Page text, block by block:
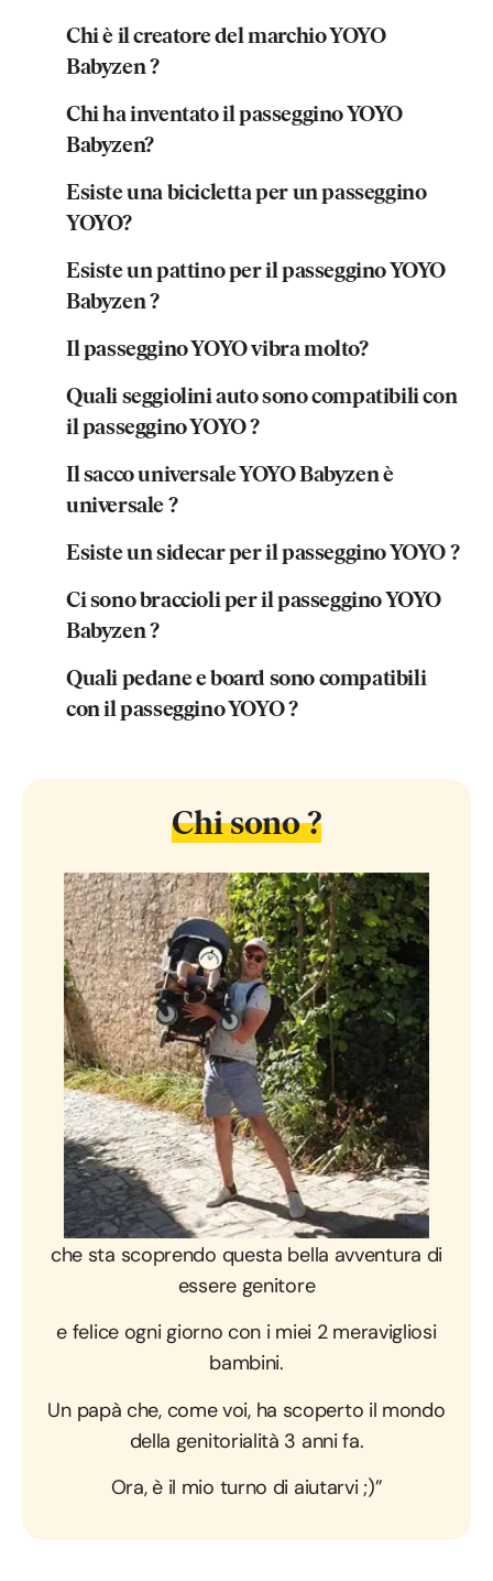
Chi è il creatore del marchio YOYO
Babyzen ?
Chi ha inventato il passeggino YOYO
Babyzen?
Esiste una bicicletta per un passeggino
YOYO?
Esiste un pattino per il passeggino YOYO
Babyzen ?
Il passeggino YOYO vibra molto?
Quali seggiolini auto sono compatibili con
il passeggino YOYO ?
Il sacco universale YOYO Babyzen è
universale ?
Esiste un sidecar per il passeggino YOYO ?
Ci sono braccioli per il passeggino YOYO
Babyzen ?
Quali pedane e board sono compatibili
con il passeggino YOYO ?
Chi sono ?
“Ungiovane papà di 30 anni,
che sta scoprendo questa bella avventura di
essere genitore
e felice ogni giorno con i miei 2 meravigliosi
bambini.
Un papà che, come voi, ha scoperto il mondo
della genitorialità 3 anni fa.
Ora, è il mio turno di aiutarvi ;)”